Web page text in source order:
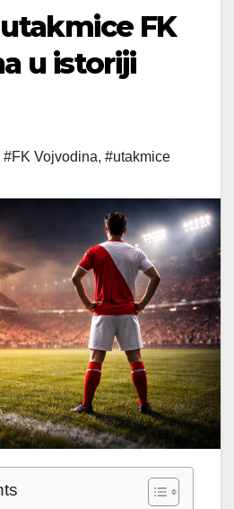
FK
u istoriji
#FK Vojvodina, #utakmice